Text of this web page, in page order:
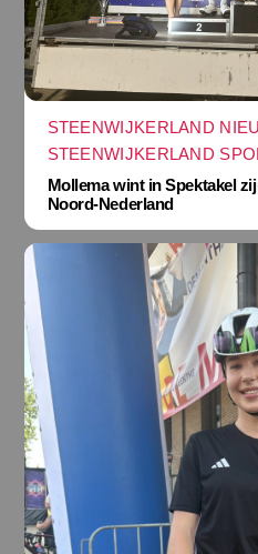
STEENWIJKERLAND
STEENWIJKERLAND
Mollema wint in Spektakel
Noord-Nederland